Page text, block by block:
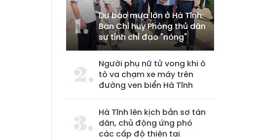
Dự báo mưa lớn ở Hà Tĩnh:
Ban Chỉ huy Phòng thủ dân
sự tỉnh chỉ đạo "nóng"
Người phụ nữ tử vong khi ô
tô va chạm xe máy trên
đường ven biển Hà Tĩnh
Hà Tĩnh lên kịch bản sơ tán
dân, chủ động ứng phó
các cấp độ thiên tai